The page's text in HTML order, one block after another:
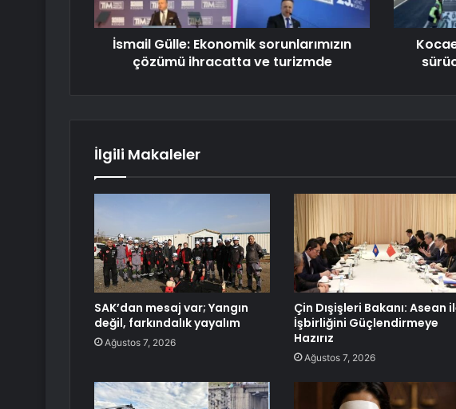
İsmail Gülle: Ekonomik sorunlarımızın
çözümü ihracatta ve turizmde
İlgili Makaleler
SAK’dan mesaj var; Yangın
değil, farkındalık yayalım
Ağustos 7, 2026
Çin Dışişleri Bakanı: Asean
İşbirliğini Güçlendirmeye
Hazırız
Ağustos 7, 2026